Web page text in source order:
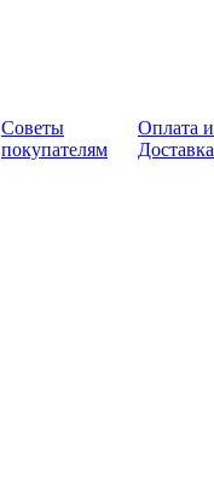
Советы
покупателям
Оплата и
Доставка